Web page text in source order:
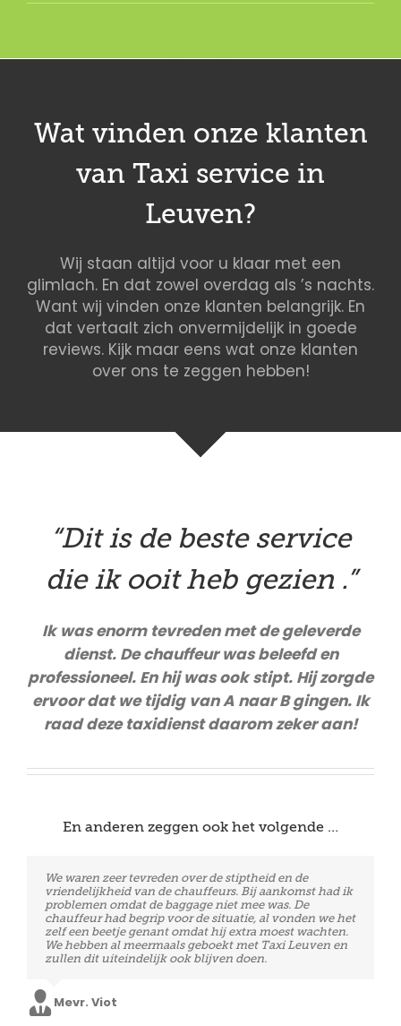
Wat vinden onze klanten
van Taxi service in
Leuven?
Wij staan altijd voor u klaar met een
glimlach. En dat zowel overdag als ’s nachts.
Want wij vinden onze klanten belangrijk. En
dat vertaalt zich onvermijdelijk in goede
reviews. Kijk maar eens wat onze klanten
over ons te zeggen hebben!
“Dit is de beste service
die ik ooit heb gezien .”
Ik was enorm tevreden met de geleverde
dienst. De chauffeur was beleefd en
professioneel. En hij was ook stipt. Hij zorgde
ervoor dat we tijdig van A naar B gingen. Ik
raad deze taxidienst daarom zeker aan!
En anderen zeggen ook het volgende …
We waren zeer tevreden over de stiptheid en de
vriendelijkheid van de chauffeurs. Bij aankomst had ik
problemen omdat de baggage niet mee was. De
chauffeur had begrip voor de situatie, al vonden we het
zelf een beetje genant omdat hij extra moest wachten.
We hebben al meermaals geboekt met Taxi Leuven en
zullen dit uiteindelijk ook blijven doen.
Mevr. Viot
De chauffeur was ruim op tijd, heel vriendelijk.
Absoluut geen zorgen gehad. Wij zullen daarom in de
toekomst terug gebruik maken van deze diensten!
Mevr. Edwards